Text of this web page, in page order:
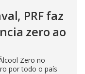
PRF faz
zero ao
Zero no
por todo o país